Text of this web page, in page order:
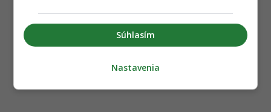
Súhlasím
Nastavenia